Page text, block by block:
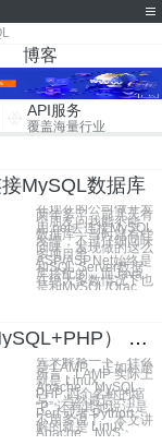
博客
API服务
覆盖海量行业
MySQL数据库
在现在的公司做开发
两年多了，前几天有
个朋友问我能不能
用.net去连接MySQL
数据库，当时就有些
发懵，不过仔细回味
回味，发现做的这么
多项目里，
ASP/ASP.Net始终是
和SQL Server数据
库搭配的，而Java
在绝大多数情况下也
是和MySQL/Orac
CentOS 6.0 系统 LAMP（Apache+MySQL+PHP） 安装步骤
先来解释一下，什么
是 LAMP。正如标题
所言，LAMP 实际上
就是 Linux、
Apache、MySQL、
PHP 四个名称的缩
写，当然最后一个
“P” 还有其他说法是
Perl 或者 Python。
不用多说了，本文讲
解的就是 Linux、
Apache、MyS